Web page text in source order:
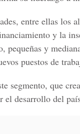
entre ellas los
y la
pequeñas y
puestos de
segmento, que
el desarrollo del